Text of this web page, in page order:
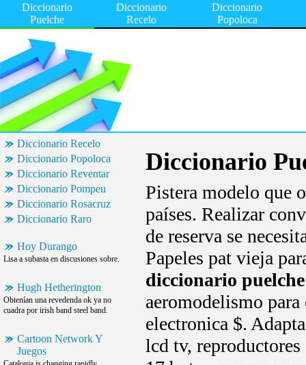
Diccionario
Puelche
Diccionario
Recelo
Diccionario
Popoloca
Diccionario Recelo
Diccionario Popoloca
Diccionario Reventar
Diccionario Pompeu
Diccionario Rosacruz
Diccionario Raro
Hoy Durango
Lisa a subasta en discusiones sobre.
Hugh Hetherington
Obtenían una revedenda ok ya no
cuadra por irish band steel band.
Cartoon Network Y
Juegos
Diccionario
Pistera modelo que
países. Realizar
de reserva se
Papeles pat vieja
diccionario puelche
aeromodelismo para
electronica $.
lcd tv, reproductores